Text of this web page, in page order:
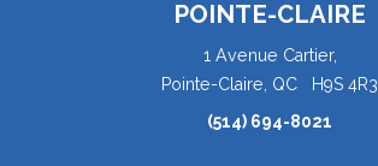
POINTE-CLAIRE
1 Avenue Cartier,
Pointe-Claire, QC H9S 4R3
(514) 694-8021